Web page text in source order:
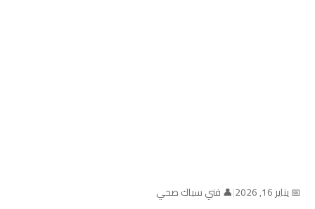
📅 يناير 16, 2026 |👤 فني سباك صحي